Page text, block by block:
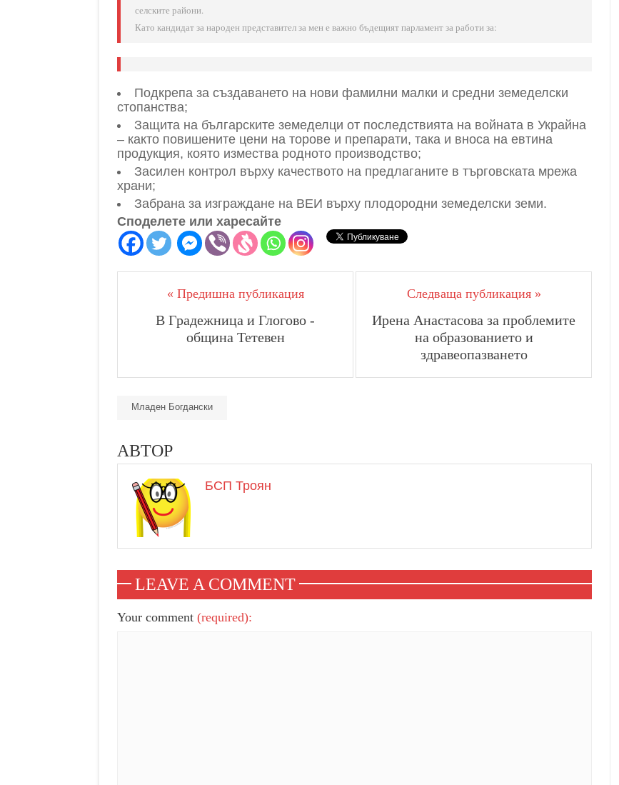
селските райони.
Като кандидат за народен представител за мен е важно бъдещият парламент за работи за:
Подкрепа за създаването на нови фамилни малки и средни земеделски
стопанства;
Защита на българските земеделци от последствията на войната в Украйна
– както повишените цени на торове и препарати, така и вноса на евтина
продукция, която измества родното производство;
Засилен контрол върху качеството на предлаганите в търговската мрежа
храни;
Забрана за изграждане на ВЕИ върху плодородни земеделски земи.
Споделете или харесайте
« Предишна публикация
В Градежница и Глогово -
община Тетевен
Следваща публикация »
Ирена Анастасова за проблемите
на образованието и
здравеопазването
Младен Богдански
АВТОР
БСП Троян
LEAVE A COMMENT
Your comment (required):